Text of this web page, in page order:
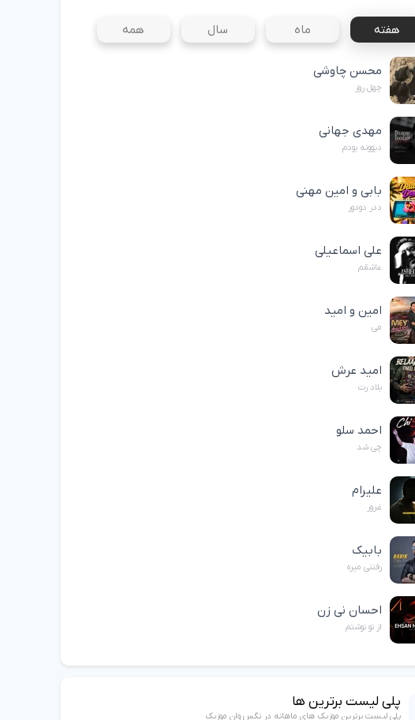
هفته ماه سال همه
محسن چاوشی
چهل روز
مهدی جهانی
دیوونه بودم
بابی و امین مهنی
ددر دودور
علی اسماعیلی
عاشقم
امین و امید
می
امید عرش
بلاد رت
احمد سلو
چی شد
علیرام
غرور
بابیک
رفتنی میره
احسان نی زن
از تو نوشتم
پلی لیست برترین ها
پلی لیست برترین موزیک های ماهانه در نگس وان موزیک